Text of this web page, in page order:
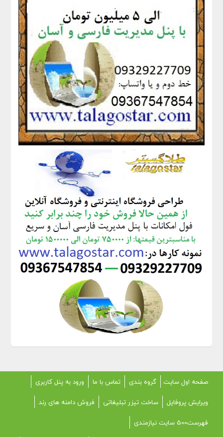
صفحه اول سایت گروه بندی تماس با ما
ورود به پنل کاربری
ویرایش پروفایل
ساخت تیزر تبلیغاتی
فروش دامنه های رند
فهرست500 سایت نیازمندی